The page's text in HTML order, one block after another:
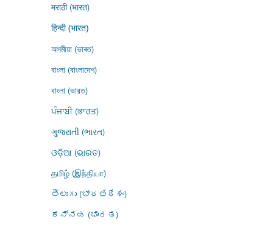
मराठी (भारत)
हिन्दी (भारत)
অসমীয়া (ভাৰত)
বাংলা (বাংলাদেশ)
বাংলা (ভারত)
ਪੰਜਾਬੀ (ਭਾਰਤ)
ગુજરાતી (ભારત)
ଓଡ଼ିଆ (ଭାରତ)
தமிழ் (இந்தியா)
తెలుగు (భారతదేశం)
ಕನ್ನಡ (ಭಾರತ)